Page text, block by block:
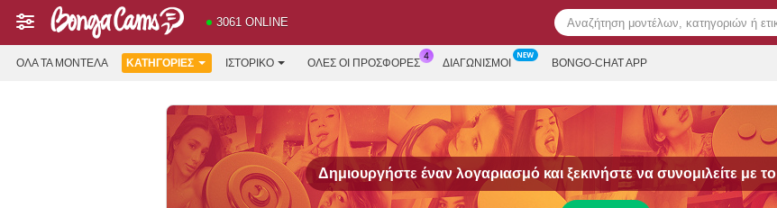
3061 ONLINE
ΌΛΑ ΤΑ ΜΟΝΤΈΛΑ ΚΑΤΗΓΟΡΊΕΣ ΙΣΤΟΡΙΚΌ ΟΛΕΣ ΟΙ ΠΡΟΣΦΟΡΕΣ ΔΙΑΓΩΝΙΣΜΟΊ BONGO-CHAT APP
Δημιουργήστε έναν λογαριασμό και ξεκινήστε να συνομιλείτε με το